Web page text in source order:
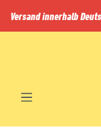
springen
Versand innerhalb